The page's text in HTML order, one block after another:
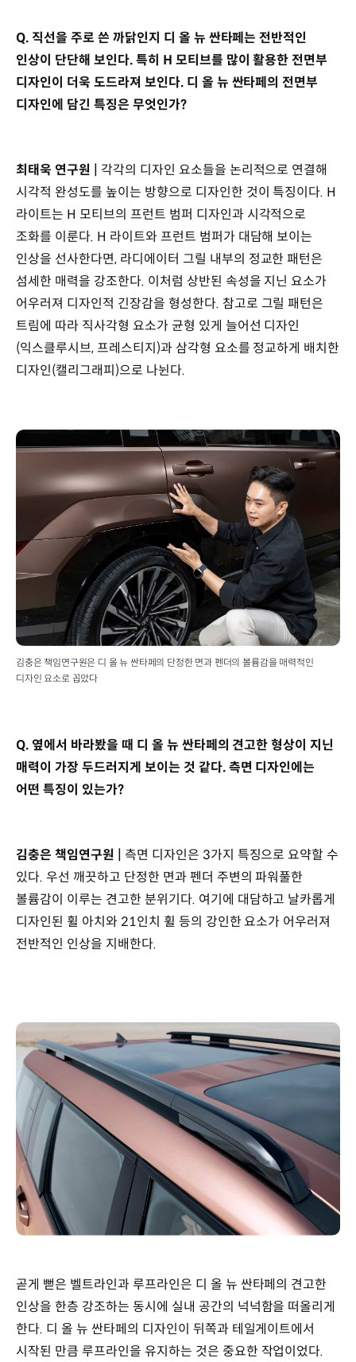
Q. 직선을 주로 쓴 까닭인지 디 올 뉴 싼타페는 전반적인
인상이 단단해 보인다. 특히 H 모티브를 많이 활용한 전면부
디자인이 더욱 도드라져 보인다. 디 올 뉴 싼타페의 전면부
디자인에 담긴 특징은 무엇인가?
최태욱 연구원 |
각각의 디자인 요소들을 논리적으로 연결해
시각적 완성도를 높이는 방향으로 디자인한 것이 특징이다. H
라이트는 H 모티브의 프런트 범퍼 디자인과 시각적으로
조화를 이룬다. H 라이트와 프런트 범퍼가 대담해 보이는
인상을 선사한다면, 라디에이터 그릴 내부의 정교한 패턴은
섬세한 매력을 강조한다. 이처럼 상반된 속성을 지닌 요소가
어우러져 디자인적 긴장감을 형성한다. 참고로 그릴 패턴은
트림에 따라 직사각형 요소가 균형 있게 늘어선 디자인
(익스클루시브, 프레스티지)과 삼각형 요소를 정교하게 배치한
디자인(캘리그래피)으로 나뉜다.
김충은 책임연구원은 디 올 뉴 싼타페의 단정한 면과 펜더의 볼륨감을 매력적인
디자인 요소로 꼽았다
Q. 옆에서 바라봤을 때 디 올 뉴 싼타페의 견고한 형상이 지닌
매력이 가장 두드러지게 보이는 것 같다. 측면 디자인에는
어떤 특징이 있는가?
김충은 책임연구원 |
측면 디자인은 3가지 특징으로 요약할 수
있다. 우선 깨끗하고 단정한 면과 펜더 주변의 파워풀한
볼륨감이 이루는 견고한 분위기다. 여기에 대담하고 날카롭게
디자인된 휠 아치와 21인치 휠 등의 강인한 요소가 어우러져
전반적인 인상을 지배한다.
곧게 뻗은 벨트라인과 루프라인은 디 올 뉴 싼타페의 견고한
인상을 한층 강조하는 동시에 실내 공간의 넉넉함을 떠올리게
한다. 디 올 뉴 싼타페의 디자인이 뒤쪽과 테일게이트에서
시작된 만큼 루프라인을 유지하는 것은 중요한 작업이었다.